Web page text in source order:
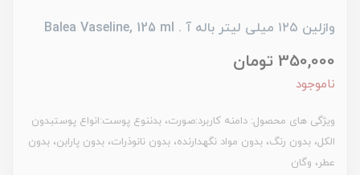
وازلین ۱۲۵ میلی لیتر باله آ . Balea Vaseline, 125 ml
350,000 تومان
ناموجود
ویژگی های محصول: دامنه کاربرد:صورت، بدننوع پوست:انواع پوستبدون
الکل، بدون رنگ، بدون مواد نگهدارنده، بدون نانوذرات، بدون پارابن، بدون
عطر، وگان